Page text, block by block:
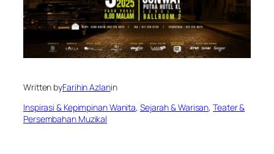
Written byFarihin Azlanin
Inspirasi & Kepimpinan Wanita, Sejarah & Warisan, Teater &
Persembahan Muzikal